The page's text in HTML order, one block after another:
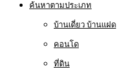
ค้นหาตามประเภท
บ้านเดี่ยว บ้านแฝด
คอนโด
ที่ดิน